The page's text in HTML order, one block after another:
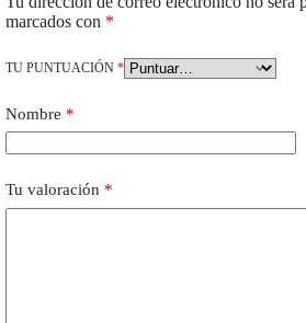
marcados con *
TU PUNTUACIÓN *
Nombre *
Tu valoración *